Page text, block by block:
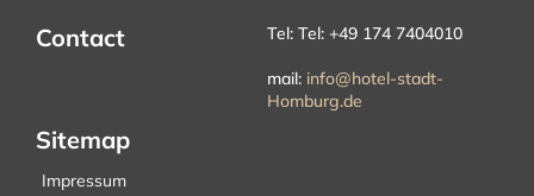
Contact Tel: Tel: +49 174 7404010
mail: info@hotel-stadt-
Homburg.de
Sitemap
Impressum